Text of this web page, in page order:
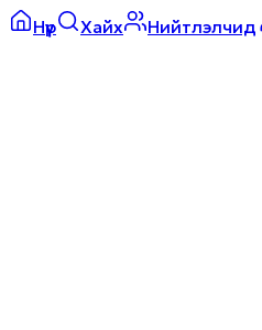
Нүүр Хайх Нийтлэлчид